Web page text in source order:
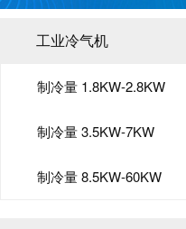
工业冷气机
制冷量 1.8KW-2.8KW
制冷量 3.5KW-7KW
制冷量 8.5KW-60KW